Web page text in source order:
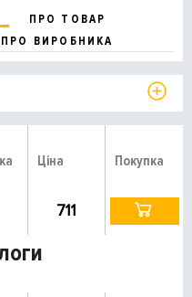
ПРО ТОВАР
ПРО ВИРОБНИКА
Ціна Покупка
711